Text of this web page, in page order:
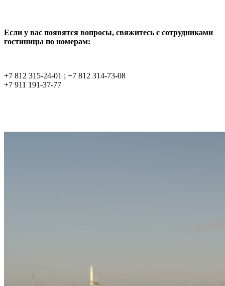
Если у вас появятся вопросы, свяжитесь с сотрудниками
гостиницы по номерам:
+7 812 315-24-01 ; +7 812 314-73-08
+7 911 191-37-77